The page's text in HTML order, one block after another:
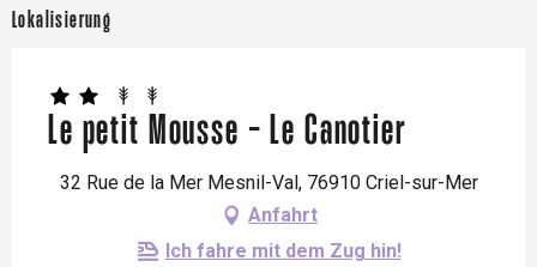
Lokalisierung
Le petit Mousse - Le Canotier
32 Rue de la Mer Mesnil-Val, 76910 Criel-sur-Mer
Anfahrt
Ich fahre mit dem Zug hin!